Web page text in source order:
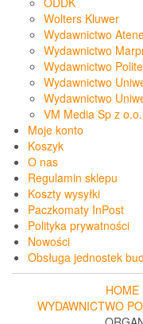
Wolters Kluwer
Wydawnictwo
Wydawnictwo
Wydawnictwo
Wydawnictwo
Wydawnictwo
VM Media Sp z
Moje konto
Koszyk
O nas
Regulamin sklepu
Koszty wysyłki
Paczkomaty InPost
Polityka prywatności
Nowości
Obsługa jednostek
HOME
WYDAWNICTWO